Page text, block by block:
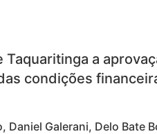
a
condições
Daniel Galerani, Delo Bate